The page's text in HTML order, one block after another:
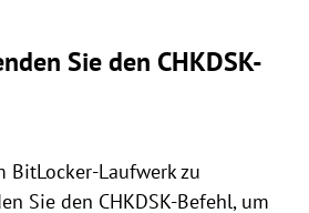
Sie den CHKDSK-
BitLocker-Laufwerk zu
Sie den CHKDSK-Befehl, um